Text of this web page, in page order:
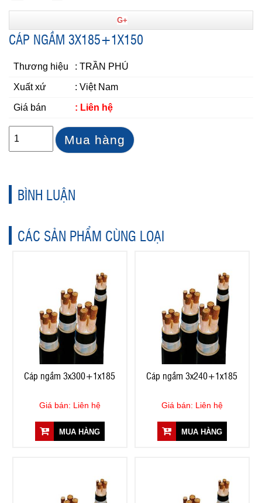
G+
CÁP NGẦM 3X185+1X150
Thương hiệu : TRẦN PHÚ
Xuất xứ : Việt Nam
Giá bán : Liên hệ
Mua hàng
BÌNH LUẬN
CÁC SẢN PHẨM CÙNG LOẠI
Cáp ngầm 3x300+1x185
Giá bán: Liên hệ
MUA HÀNG
Cáp ngầm 3x240+1x185
Giá bán: Liên hệ
MUA HÀNG